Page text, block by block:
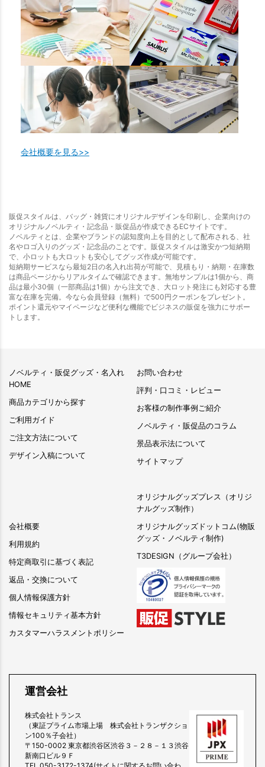
会社概要を見る>>
販促スタイルは、バッグ・雑貨にオリジナルデザインを印刷し、企業向けの
オリジナルノベルティ・記念品・販促品が作成できるECサイトです。
ノベルティとは、企業やブランドの認知度向上を目的として配布される、社
名やロゴ入りのグッズ・記念品のことです。販促スタイルは激安かつ短納期
で、小ロットも大ロットも安心してグッズ作成が可能です。
短納期サービスなら最短2日の名入れ出荷が可能で、見積もり・納期・在庫数
は商品ページからリアルタイムで確認できます。無地サンプルは1個から、商
品は最小30個（一部商品は1個）から注文でき、大ロット発注にも対応する豊
富な在庫を完備。今なら会員登録（無料）で500円クーポンをプレゼント。
ポイント還元やマイページなど便利な機能でビジネスの販促を強力にサポー
トします。
ノベルティ・販促グッズ・名入れ
HOME
商品カテゴリから探す
ご利用ガイド
ご注文方法について
デザイン入稿について
会社概要
利用規約
特定商取引に基づく表記
返品・交換について
個人情報保護方針
情報セキュリティ基本方針
カスタマーハラスメントポリシー
お問い合わせ
評判・口コミ・レビュー
お客様の制作事例ご紹介
ノベルティ・販促品のコラム
景品表示法について
サイトマップ
オリジナルグッズプレス（オリジ
ナルグッズ制作）
オリジナルグッズドットコム(物販
グッズ・ノベルティ制作)
T3DESIGN（グループ会社）
運営会社
株式会社トランス
（東証プライム市場上場 株式会社トランザクショ
ン100％子会社）
〒150-0002 東京都渋谷区渋谷３－２８－１３渋谷
新南口ビル９Ｆ